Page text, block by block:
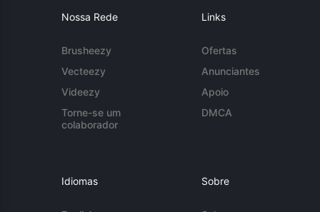
Nossa Rede
Brusheezy
Vecteezy
Videezy
Torne-se um
colaborador
Links
Ofertas
Anunciantes
Apoio
DMCA
Idiomas Sobre